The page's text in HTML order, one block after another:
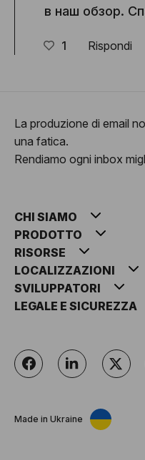
в наш обзор.
1 Rispondi
La produzione di email
una fatica.
Rendiamo ogni inbox
CHI SIAMO
PRODOTTO
RISORSE
LOCALIZZAZIONI
SVILUPPATORI
LEGALE E SICUREZZA
Made in Ukraine